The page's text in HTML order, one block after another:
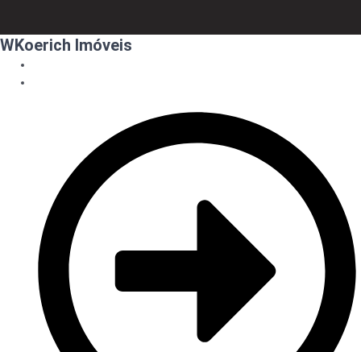
WKoerich Imóveis